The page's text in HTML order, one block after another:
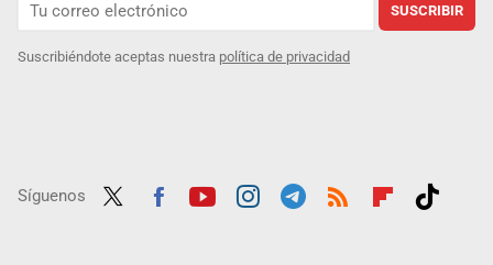
SUSCRIBIR
Suscribiéndote aceptas nuestra política de privacidad
Síguenos